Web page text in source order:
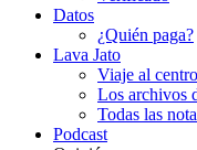
Datos
¿Quién paga?
Lava Jato
Viaje al
Los archivos
Todas las
Podcast